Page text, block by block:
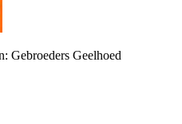
Gebroeders Geelhoed